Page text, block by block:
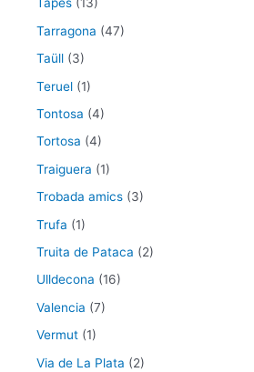
Tapes (13)
Tarragona (47)
Taüll (3)
Teruel (1)
Tontosa (4)
Tortosa (4)
Traiguera (1)
Trobada amics (3)
Trufa (1)
Truita de Pataca (2)
Ulldecona (16)
Valencia (7)
Vermut (1)
Via de La Plata (2)